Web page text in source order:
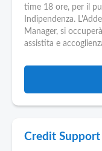
time 18 ore, per il
Indipendenza.
Manager, si
assistita e
Credit Support